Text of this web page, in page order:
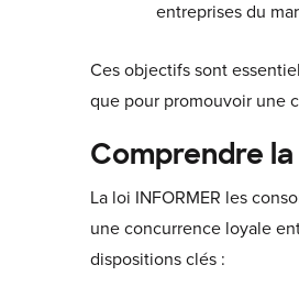
entreprises du
Ces objectifs sont
que pour promouvoir une
Comprendre la
La loi INFORMER les
une concurrence loyale
dispositions clés :